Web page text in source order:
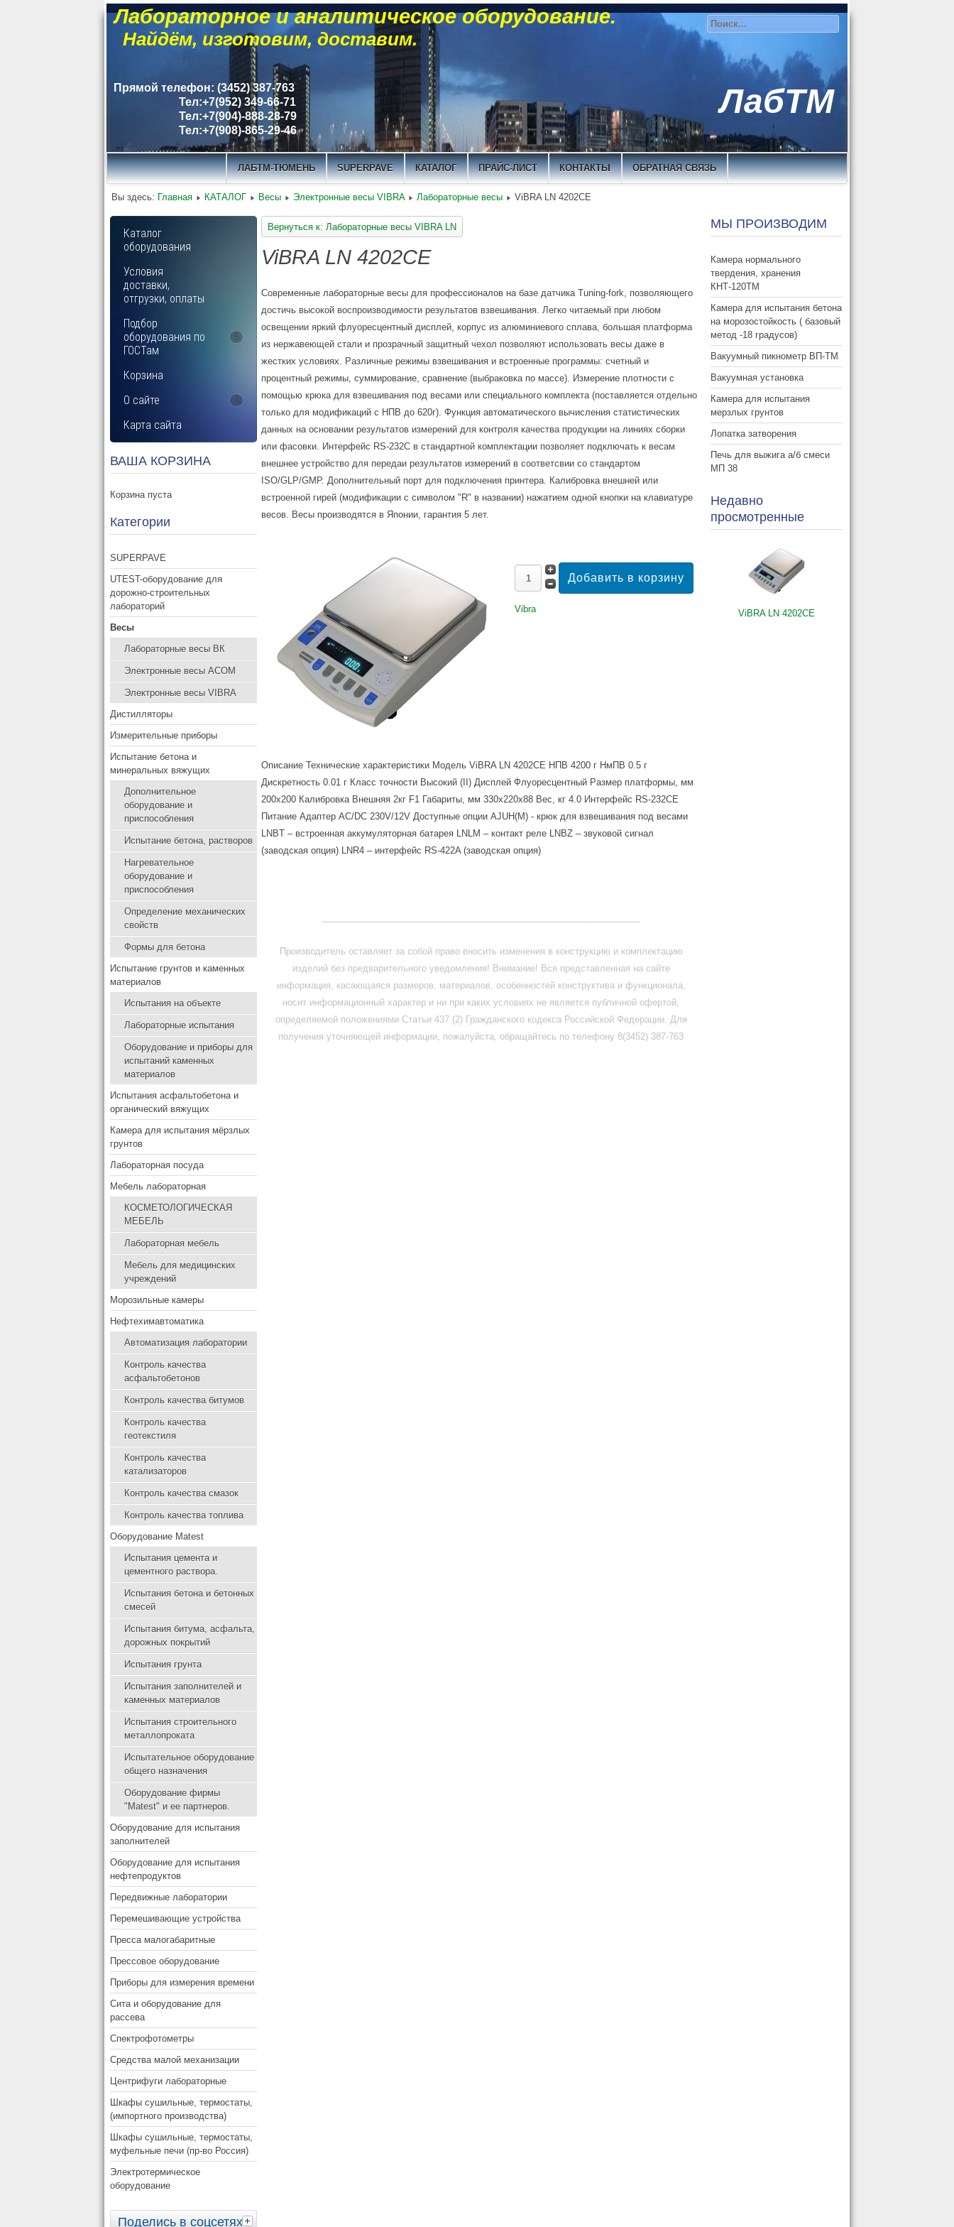
Лабораторное и аналитическое оборудование.
Найдём, изготовим, доставим.
Прямой телефон: (3452) 387-763
Тел:+7(952) 349-66-71
Тел:+7(904)-888-28-79
Тел:+7(908)-865-29-46
ЛабТМ
ЛАБТМ-ТЮМЕНЬ SUPERPAVE КАТАЛОГ ПРАЙС-ЛИСТ КОНТАКТЫ ОБРАТНАЯ СВЯЗЬ
Вы здесь: Главная КАТАЛОГ Весы Электронные весы VIBRA Лабораторные весы ViBRA LN 4202CE
Каталог
оборудования
Условия
доставки,
отгрузки, оплаты
Подбор
оборудования по
ГОСТам
5
Корзина
О сайте
4
Карта сайта
ВАША КОРЗИНА
Корзина пуста
Категории
SUPERPAVE
UTEST-оборудование для
дорожно-строительных
лабораторий
Весы
Лабораторные весы ВК
Электронные весы ACOM
Электронные весы VIBRA
Дистилляторы
Измерительные приборы
Испытание бетона и
минеральных вяжущих
Дополнительное
оборудование и
приспособления
Испытание бетона, растворов
Нагревательное
оборудование и
приспособления
Определение механических
свойств
Формы для бетона
Испытание грунтов и каменных
материалов
Испытания на объекте
Лабораторные испытания
Оборудование и приборы для
испытаний каменных
материалов
Испытания асфальтобетона и
органический вяжущих
Камера для испытания мёрзлых
грунтов
Лабораторная посуда
Мебель лабораторная
КОСМЕТОЛОГИЧЕСКАЯ
МЕБЕЛЬ
Лабораторная мебель
Мебель для медицинских
учреждений
Морозильные камеры
Нефтехимавтоматика
Автоматизация лаборатории
Контроль качества
асфальтобетонов
Контроль качества битумов
Контроль качества
геотекстиля
Контроль качества
катализаторов
Контроль качества смазок
Контроль качества топлива
Оборудование Matest
Испытания цемента и
цементного раствора.
Испытания бетона и бетонных
смесей
Испытания битума, асфальта,
дорожных покрытий
Испытания грунта
Испытания заполнителей и
каменных материалов
Испытания строительного
металлопроката
Испытательное оборудование
общего назначения
Оборудование фирмы
"Matest" и ее партнеров.
Оборудование для испытания
заполнителей
Оборудование для испытания
нефтепродуктов
Передвижные лаборатории
Перемешивающие устройства
Пресса малогабаритные
Прессовое оборудование
Приборы для измерения времени
Сита и оборудование для
рассева
Спектрофотометры
Средства малой механизации
Центрифуги лабораторные
Шкафы сушильные, термостаты,
(импортного производства)
Шкафы сушильные, термостаты,
муфельные печи (пр-во Россия)
Электротермическое
оборудование
Поделись в соцсетях
Вернуться к: Лабораторные весы VIBRA LN
ViBRA LN 4202CE
Современные лабораторные весы для профессионалов на базе датчика Tuning-fork, позволяющего
достичь высокой воспроизводимости результатов взвешивания. Легко читаемый при любом
освещении яркий флуоресцентный дисплей, корпус из алюминиевого сплава, большая платформа
из нержавеющей стали и прозрачный защитный чехол позволяют использовать весы даже в
жестких условиях. Различные режимы взвешивания и встроенные программы: счетный и
процентный режимы, суммирование, сравнение (выбраковка по массе). Измерение плотности с
помощью крюка для взвешивания под весами или специального комплекта (поставляется отдельно
только для модификаций с НПВ до 620г). Функция автоматического вычисления статистических
данных на основании результатов измерений для контроля качества продукции на линиях сборки
или фасовки. Интерфейс RS-232C в стандартной комплектации позволяет подключать к весам
внешнее устройство для передаи результатов измерений в соответсвии со стандартом
ISO/GLP/GMP. Дополнительный порт для подключения принтера. Калибровка внешней или
встроенной гирей (модификации с символом "R" в названии) нажатием одной кнопки на клавиатуре
весов. Весы производятся в Японии, гарантия 5 лет.
Vibra
ОписаниеТехнические характеристики Модель ViBRA LN 4202CE НПВ 4200 г НмПВ 0.5 г
Дискретность 0.01 г Класс точности Высокий (II) Дисплей Флуоресцентный Размер платформы, мм
200х200 Калибровка Внешняя 2кг F1 Габариты, мм 330х220х88 Вес, кг 4.0 Интерфейс RS-232CE
Питание Адаптер AC/DC 230V/12V Доступные опции AJUH(M) - крюк для взвешивания под весами
LNBT – встроенная аккумуляторная батарея LNLM – контакт реле LNBZ – звуковой сигнал
(заводская опция) LNR4 – интерфейс RS-422A (заводская опция)
Производитель оставляет за собой право вносить изменения в конструкцию и комплектацию
изделий без предварительного уведомления! Внимание! Вся представленная на сайте
информация, касающаяся размеров, материалов, особенностей конструктива и функционала,
носит информационный характер и ни при каких условиях не является публичной офертой,
определяемой положениями Статьи 437 (2) Гражданского кодекса Российской Федерации. Для
получения уточняющей информации, пожалуйста, обращайтесь по телефону 8(3452) 387-763
МЫ ПРОИЗВОДИМ
Камера нормального
твердения, хранения
КНТ-120ТМ
Камера для испытания бетона
на морозостойкость ( базовый
метод -18 градусов)
Вакуумный пикнометр ВП-ТМ
Вакуумная установка
Камера для испытания
мерзлых грунтов
Лопатка затворения
Печь для выжига а/б смеси
МП 38
Недавно
просмотренные
ViBRA LN 4202CE